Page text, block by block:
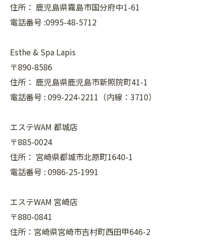
住所： 鹿児島県霧島市国分府中1-61
電話番号 :0995-48-5712
Esthe & Spa Lapis
〒890-8586
住所： 鹿児島県鹿児島市新照院町41-1
電話番号 : 099-224-2211（内線：3710）
エステWAM 都城店
〒885-0024
住所： 宮崎県都城市北原町1640-1
電話番号 : 0986-25-1991
エステWAM 宮崎店
〒880-0841
住所：宮崎県宮崎市吉村町西田甲646-2